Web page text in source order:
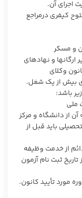
اجرای آن.
کیفری درمراجع
و نهادهای
کانون وکلای
بیش از یک شغل.
از دانشگاه و مرکز
باید قبل از
از خدمت وظیفه
ثبت نام آزمون